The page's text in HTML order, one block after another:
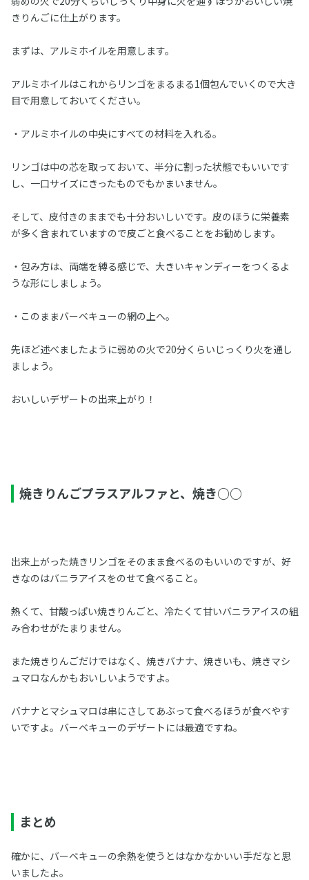
きりんごに仕上がります。
まずは、アルミホイルを用意します。
アルミホイルはこれからリンゴをまるまる1個包んでいくので大き
目で用意しておいてください。
・アルミホイルの中央にすべての材料を入れる。
リンゴは中の芯を取っておいて、半分に割った状態でもいいです
し、一口サイズにきったものでもかまいません。
そして、皮付きのままでも十分おいしいです。皮のほうに栄養素
が多く含まれていますので皮ごと食べることをお勧めします。
・包み方は、両端を縛る感じで、大きいキャンディーをつくるよ
うな形にしましょう。
・このままバーベキューの網の上へ。
先ほど述べましたように弱めの火で20分くらいじっくり火を通し
ましょう。
おいしいデザートの出来上がり！
焼きりんごプラスアルファと、焼き○○
出来上がった焼きリンゴをそのまま食べるのもいいのですが、好
きなのはバニラアイスをのせて食べること。
熱くて、甘酸っぱい焼きりんごと、冷たくて甘いバニラアイスの組
み合わせがたまりません。
また焼きりんごだけではなく、焼きバナナ、焼きいも、焼きマシ
ュマロなんかもおいしいようですよ。
バナナとマシュマロは串にさしてあぶって食べるほうが食べやす
いですよ。バーベキューのデザートには最適ですね。
まとめ
確かに、バーベキューの余熱を使うとはなかなかいい手だなと思
いましたよ。